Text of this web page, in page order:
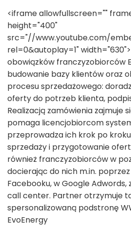
<iframe allowfullscreen=""
height="400"
src="//www.youtube.com/
rel=0&autoplay=1"
obowiązków franczyzobiorców
budowanie bazy klientów oraz
procesu sprzedażowego:
oferty do potrzeb klienta,
Realizacją zamówienia zajmuje
pomaga licencjobiorcom
przeprowadza ich krok po
sprzedaży i przygotowanie
również franczyzobiorców w
docierając do nich m.in.
Facebooku, w Google Adwords,
call center. Partner otrzymuje
spersonalizowaną podstronę
EvoEnergy